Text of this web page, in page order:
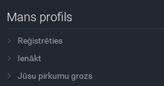
Mans profils
Reģistrēties
Ienākt
Jūsu pirkumu grozs